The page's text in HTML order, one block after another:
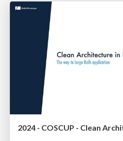
2024 - COSCUP - Clean